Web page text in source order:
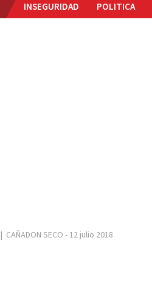
INSEGURIDAD POLITICA
| CAÑADON SECO - 12 julio 2018